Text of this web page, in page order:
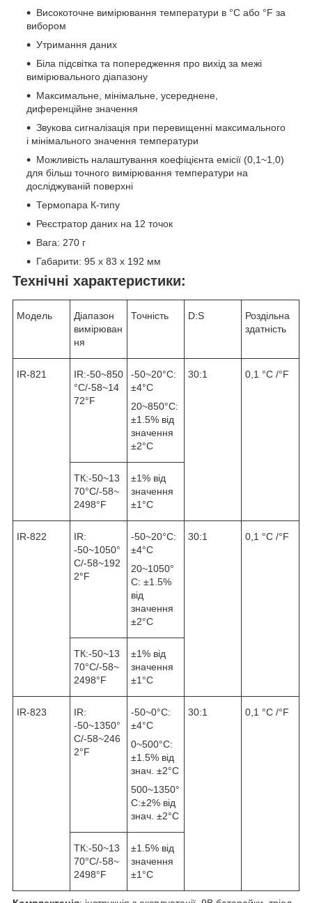
Високоточне вимірювання температури в °С або °F за
вибором
Утримання даних
Біла підсвітка та попередження про вихід за межі
вимірювального діапазону
Максимальне, мінімальне, усереднене,
диференційне значення
Звукова сигналізація при перевищенні максимального
і мінімального значення температури
Можливість налаштування коефіцієнта емісії (0,1~1,0)
для більш точного вимірювання температури на
досліджуваній поверхні
Термопара К-типу
Реєстратор даних на 12 точок
Вага: 270 г
Габарити: 95 х 83 х 192 мм
Технічні характеристики:
Модель
Діапазон
вимірюван
ня
Точність D:S
Роздільна
здатність
IR-821
IR:-50~850
°С/-58~14
72°F
-50~20°С:
±4°С
20~850°С:
±1.5% від
значення
±2°С
30:1 0,1 °С /°F
ТК:-50~13
70°С/-58~
2498°F
±1% від
значення
±1°С
IR-822
IR:
-50~1050°
С/-58~192
2°F
-50~20°С:
±4°С
20~1050°
С: ±1.5%
від
значення
±2°С
30:1 0,1 °С /°F
ТК:-50~13
70°С/-58~
2498°F
±1% від
значення
±1°С
IR-823
IR:
-50~1350°
С/-58~246
2°F
-50~0°C:
±4°С
0~500°С:
±1.5% від
знач. ±2°С
500~1350°
С:±2% від
знач. ±2°С
30:1 0,1 °С /°F
ТК:-50~13
70°С/-58~
2498°F
±1.5% від
значення
±1°С